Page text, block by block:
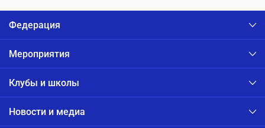
Федерация
Мероприятия
Клубы и школы
Новости и медиа